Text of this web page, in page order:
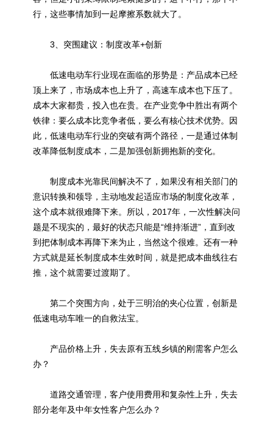
行，这些事情加到一起摩擦系数就大了。
3、突围建议：制度改革+创新
低速电动车行业现在面临的形势是：产品成本已经
顶上来了，市场成本也上升了，高速车成本也下压了。
成本大家都贵，投入也在贵。在产业竞争中胜出有两个
铁律：要么成本比竞争者低，要么有核心技术优势。因
此，低速电动车行业的突破有两个路径，一是通过体制
改革降低制度成本，二是加强创新拥抱新的变化。
制度成本光靠民间解决不了，如果没有相关部门的
意识转换和领导，主动地发起适应市场的制度化改革，
这个成本就很难降下来。所以，2017年，一次性解决问
题是不现实的，最好的状态只能是“维持渐进”，直到改
到把体制成本再降下来为止，当然这个很难。还有一种
方式就是延长制度成本生效时间，就是把成本曲线往右
推，这个就需要过渡期了。
第二个突围方向，处于三明治的夹心位置，创新是
低速电动车唯一的自救法宝。
产品价格上升，失去原有五线乡镇的刚需客户怎么
办？
道路交通管理，客户使用费用和复杂性上升，失去
部分老年及中年女性客户怎么办？